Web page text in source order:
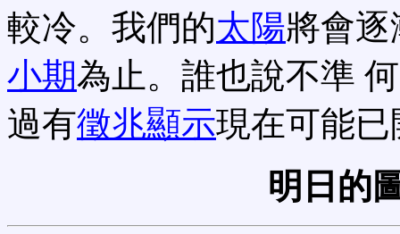
較冷。我們的太陽將會
小期為止。誰也說不準
過有徵兆顯示現在可能
明日的